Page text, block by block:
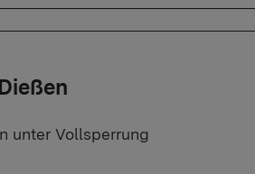
unter Vollsperrung